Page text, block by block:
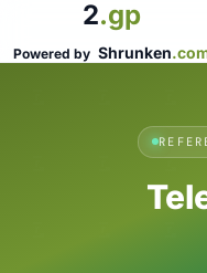
2.gp
Powered by Shrunken